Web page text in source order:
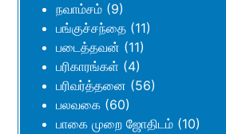
நவாம்சம் (9)
பங்குச்சந்தை (11)
படைத்தவன் (11)
பரிகாரங்கள் (4)
பரிவர்த்தனை (56)
பலவகை (60)
பாகை முறை ஜோதிடம் (10)